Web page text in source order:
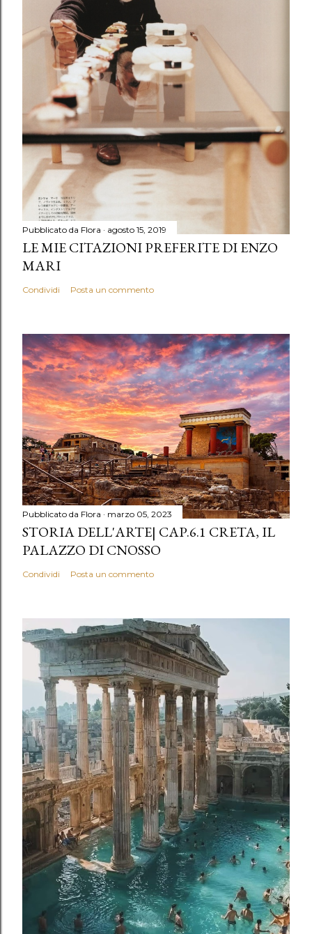
Pubblicato da Flora agosto 15, 2019
LE MIE CITAZIONI PREFERITE DI ENZO
MARI
Condividi Posta un commento
Pubblicato da Flora marzo 05, 2023
STORIA DELL'ARTE| CAP.6.1 CRETA, IL
PALAZZO DI CNOSSO
Condividi Posta un commento